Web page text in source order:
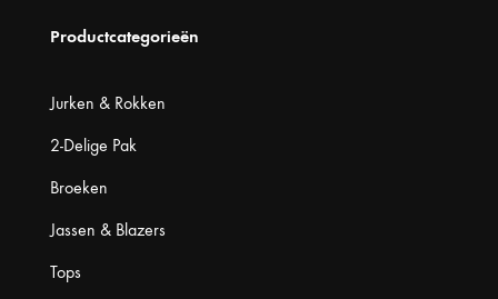
Productcategorieën
Jurken & Rokken
2-Delige Pak
Broeken
Jassen & Blazers
Tops